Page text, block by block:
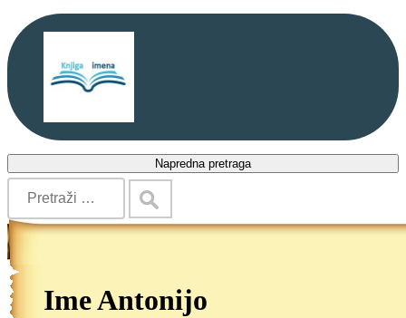
Napredna pretraga
Ime Antonijo